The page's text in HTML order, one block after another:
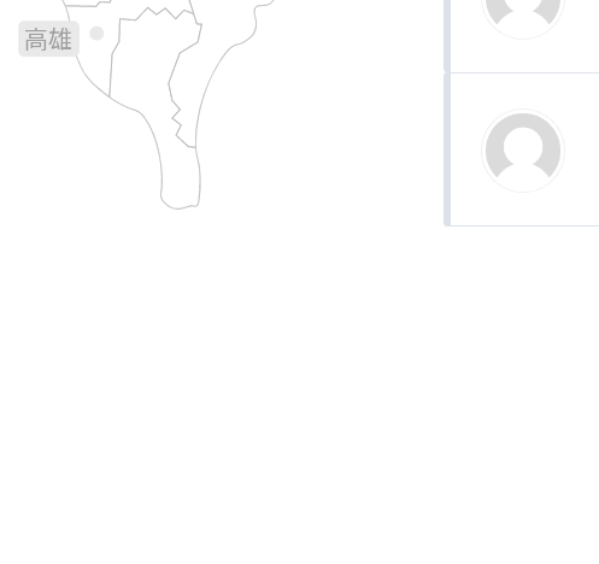
高雄
屏東
台東